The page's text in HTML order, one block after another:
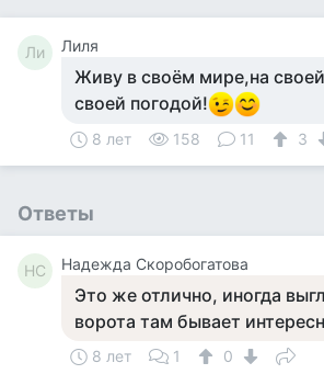
Ли Лиля
Живу в своём мире,на
своей погодой!
8 лет 158 11 3
Ответы
НC Надежда Cкоробогатова
Это же отлично, иногда
ворота там бывает
8 лет 1 0